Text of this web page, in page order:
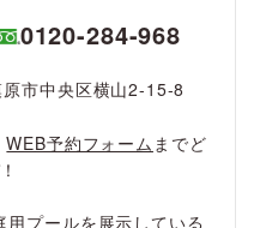
0120-284-968
市中央区横山2-15-8
WEB予約フォーム までど
用プールを展示している